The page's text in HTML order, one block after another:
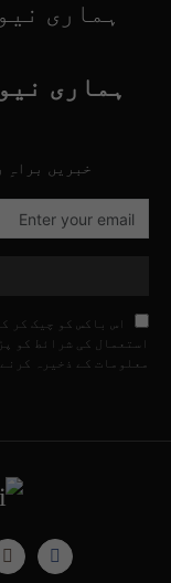
ہماری
ہماری
خبریں براہِ
اس باکس کو چیک کر
استعمال کی شرائط کو
معلومات کے ذخیرہ